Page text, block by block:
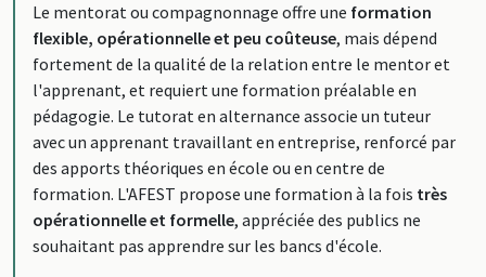
Le mentorat ou compagnonnage offre une formation
flexible, opérationnelle et peu coûteuse, mais dépend
fortement de la qualité de la relation entre le mentor et
l'apprenant, et requiert une formation préalable en
pédagogie. Le tutorat en alternance associe un tuteur
avec un apprenant travaillant en entreprise, renforcé par
des apports théoriques en école ou en centre de
formation. L'AFEST propose une formation à la fois très
opérationnelle et formelle, appréciée des publics ne
souhaitant pas apprendre sur les bancs d'école.